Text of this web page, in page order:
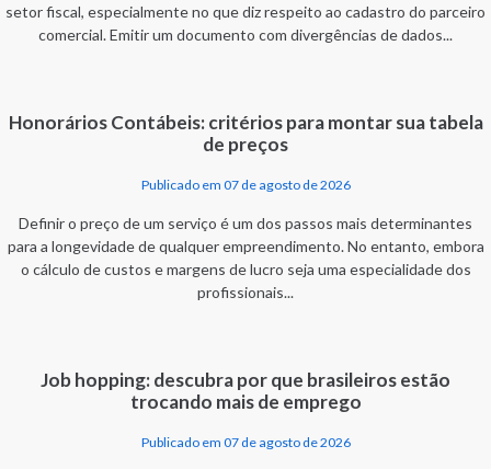
setor fiscal, especialmente no que diz respeito ao cadastro do parceiro
comercial. Emitir um documento com divergências de dados...
Honorários Contábeis: critérios para montar sua tabela
de preços
Publicado em 07 de agosto de 2026
Definir o preço de um serviço é um dos passos mais determinantes
para a longevidade de qualquer empreendimento. No entanto, embora
o cálculo de custos e margens de lucro seja uma especialidade dos
profissionais...
Job hopping: descubra por que brasileiros estão
trocando mais de emprego
Publicado em 07 de agosto de 2026